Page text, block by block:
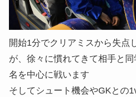
開始1分でクリアミスから失点
が、徐々に慣れてきて相手と
名を中心に戦います
そしてシュート機会やGKとの